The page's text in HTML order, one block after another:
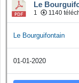
Le
1 1140
Le Bourguifontain
01-01-2020